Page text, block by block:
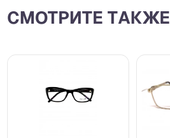
СМОТРИТЕ ТАКЖЕ